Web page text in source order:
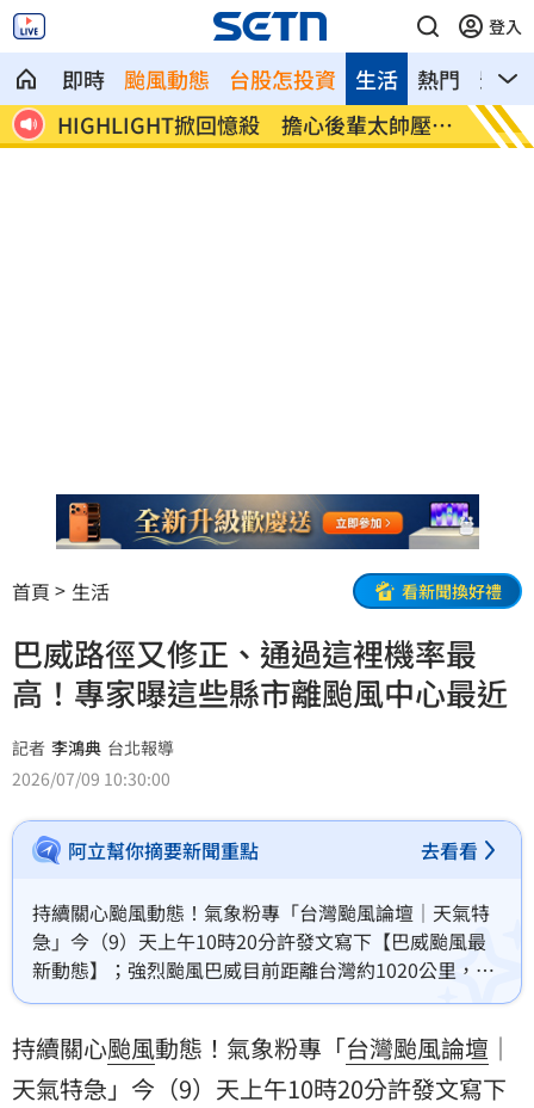
登入
即時 颱風動態 台股怎投資 熱門 影音
生活
HIGHLIGHT掀回憶殺 擔心後輩太帥壓力
大
狂冒百顆
病
首頁 生活 看新聞換好禮
巴威路徑又修正、通過這裡機率最
高！專家曝這些縣市離颱風中心最近
記者 李鴻典 台北報導
2026/07/09 10:30:00
阿立幫你摘要新聞重點 去看看
持續關心颱風動態！氣象粉專「台灣颱風論壇｜天氣特
急」今（9）天上午10時20分許發文寫下【巴威颱風最
新動態】；強烈颱風巴威目前距離台灣約1020公里，過
去6小時強度再度減弱，目前已是強烈颱風下限等級。最
「登陸」機率降低。
持續關心颱風動態！氣象粉專「台灣颱風論壇 ｜
天氣特急」今（9）天上午10時20分許發文寫下